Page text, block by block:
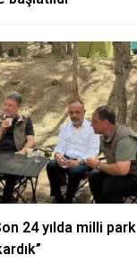
24 yılda milli park